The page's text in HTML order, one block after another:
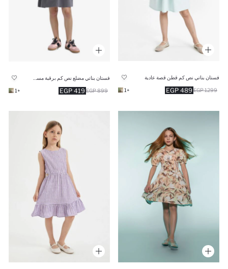
فستان بناتي نص كم قطن قصة عادية
489 EGP 1299 EGP
+1
419 EGP 899 EGP
+1